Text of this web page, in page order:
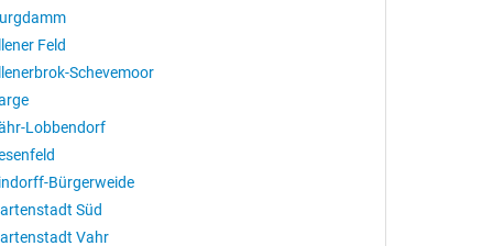
Feld
Schevemoor
Lobbendorf
Bürgerweide
Süd
Vahr